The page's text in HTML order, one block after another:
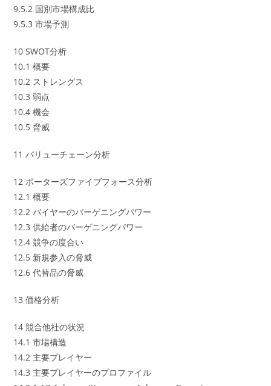
9.5.2 国別市場構成比
9.5.3 市場予測
10 SWOT分析
10.1 概要
10.2 ストレングス
10.3 弱点
10.4 機会
10.5 脅威
11 バリューチェーン分析
12 ポーターズファイブフォース分析
12.1 概要
12.2 バイヤーのバーゲニングパワー
12.3 供給者のバーゲニングパワー
12.4 競争の度合い
12.5 新規参入の脅威
12.6 代替品の脅威
13 価格分析
14 競合他社の状況
14.1 市場構造
14.2 主要プレイヤー
14.3 主要プレイヤーのプロファイル